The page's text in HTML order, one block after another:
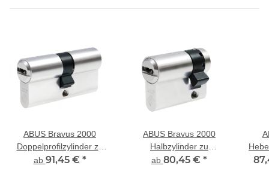
ABUS Bravus 2000
Doppelprofilzylinder zu
bestehender Schließung
ab 91,45 € *
ABUS Bravus 2000
Halbzylinder zu
bestehender Schließung
ab 80,45 € *